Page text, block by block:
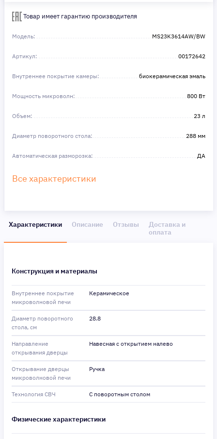
Товар имеет гарантию производителя
Модель: MS23K3614AW/BW
Артикул: 00172642
Внутреннее покрытие камеры: биокерамическая эмаль
Мощность микроволн: 800 Вт
Объем: 23 л
Диаметр поворотного стола: 288 мм
Автоматическая разморозка: ДА
Все характеристики
Характеристики Описание Отзывы
Доставка и
оплата
Конструкция и материалы
Внутреннее покрытие
микроволновой печи
Керамическое
Диаметр поворотного
стола, см
28.8
Направление
открывания дверцы
Навесная с открытием налево
Открывание дверцы
микроволновой печи
Ручка
Технология СВЧ С поворотным столом
Физические характеристики